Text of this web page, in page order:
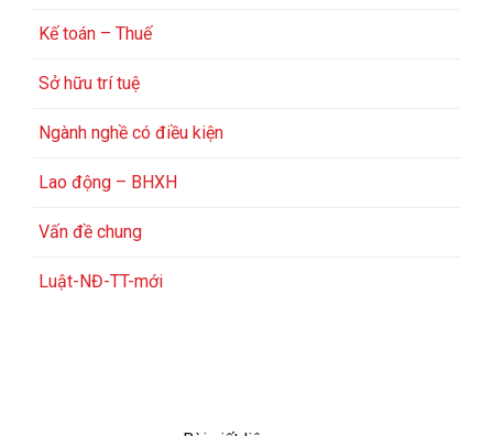
Kế toán – Thuế
Sở hữu trí tuệ
Ngành nghề có điều kiện
Lao động – BHXH
Vấn đề chung
Luật-NĐ-TT-mới